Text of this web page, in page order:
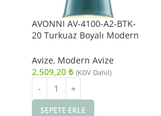
AVONNI AV-4100-A2-BTK-
20 Turkuaz Boyalı Modern
20cm
Avize, Modern Avize
2.509,20 ₺ (KDV Dahil)
SEPETE EKLE